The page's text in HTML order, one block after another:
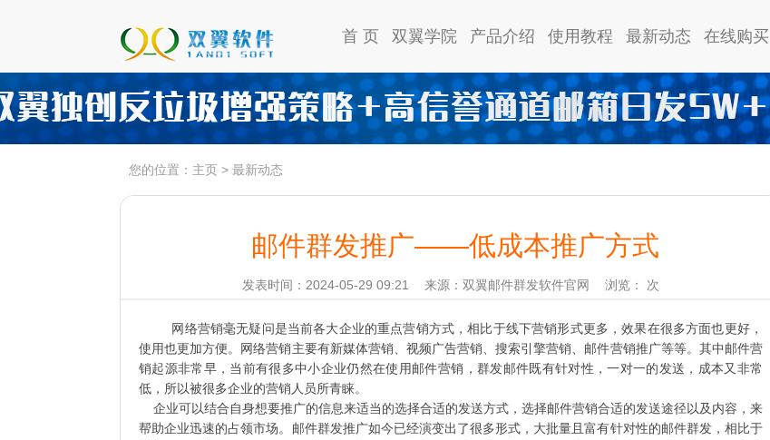
首 页 双翼学院 产品介绍 使用教程 最新动态 在线购买
您的位置： 主页 > 最新动态
邮件群发推广——低成本推广方式
发表时间：2024-05-29 09:21 来源：双翼邮件群发软件官网 浏览： 次
网络营销毫无疑问是当前各大企业的重点营销方式，相比于线下营销形式更多，效果在很多方面也更好，
使用也更加方便。网络营销主要有新媒体营销、视频广告营销、搜索引擎营销、邮件营销推广等等。其中邮件营
销起源非常早，当前有很多中小企业仍然在使用邮件营销，群发邮件既有针对性，一对一的发送，成本又非常
低，所以被很多企业的营销人员所青睐。
企业可以结合自身想要推广的信息来适当的选择合适的发送方式，选择邮件营销合适的发送途径以及内容，来
帮助企业迅速的占领市场。邮件群发推广如今已经演变出了很多形式，大批量且富有针对性的邮件群发，相比于